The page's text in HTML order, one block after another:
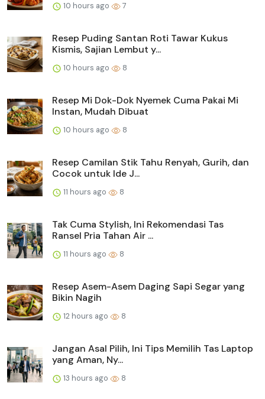
10 hours ago 7
Resep Puding Santan Roti Tawar Kukus
Kismis, Sajian Lembut y...
10 hours ago 8
Resep Mi Dok-Dok Nyemek Cuma Pakai Mi
Instan, Mudah Dibuat
10 hours ago 8
Resep Camilan Stik Tahu Renyah, Gurih, dan
Cocok untuk Ide J...
11 hours ago 8
Tak Cuma Stylish, Ini Rekomendasi Tas
Ransel Pria Tahan Air ...
11 hours ago 8
Resep Asem-Asem Daging Sapi Segar yang
Bikin Nagih
12 hours ago 8
Jangan Asal Pilih, Ini Tips Memilih Tas Laptop
yang Aman, Ny...
13 hours ago 8